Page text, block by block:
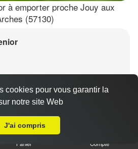
à emporter proche Jouy aux
(57130)
Panier Compte
cookies pour vous garantir la
notre site Web
J'ai compris